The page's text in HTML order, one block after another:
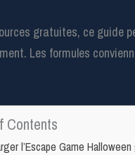
gratuites, ce guide
Les formules
Contents
l’Escape Game